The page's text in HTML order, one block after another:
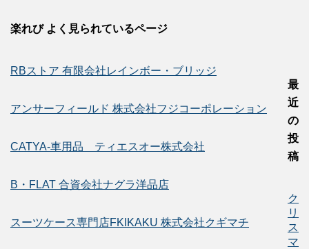
楽れび よく見られているページ
RBストア 有限会社レインボー・ブリッジ
アンサーフィールド 株式会社フジコーポレーション
CATYA-車用品 ティエスオー株式会社
B・FLAT 合資会社ナグラ洋品店
スーツケース専門店FKIKAKU 株式会社クギマチ
最
近
の
投
稿
ク
リ
ス
マ